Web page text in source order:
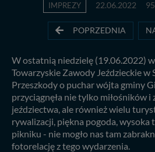
IMPREZY 22.06.2022
POPRZEDNIA
W ostatnią niedzielę (19.06.2022)
Towarzyskie Zawody Jeździeckie w
Przeszkody o puchar wójta gminy
przyciągnęła nie tylko miłośników
jeździectwa, ale również wielu
rywalizacji, piękna pogoda,
pikniku - nie mogło nas tam
fotorelację z tego wydarzenia.